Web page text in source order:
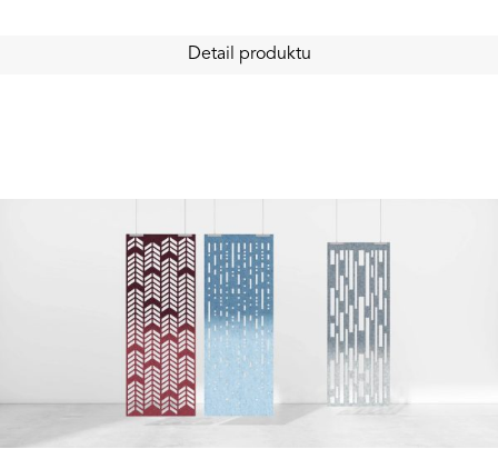
Detail produktu